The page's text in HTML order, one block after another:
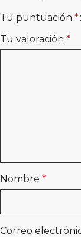
Tu puntuación *
Tu valoración *
Nombre *
Correo